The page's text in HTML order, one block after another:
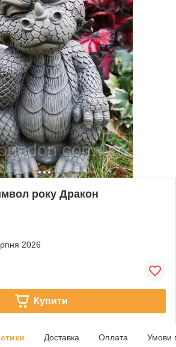
року Дракон
2026
Купити
Доставка Оплата Умови